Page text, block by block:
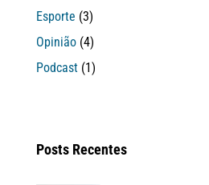
Esporte (3)
Opinião (4)
Podcast (1)
Posts Recentes